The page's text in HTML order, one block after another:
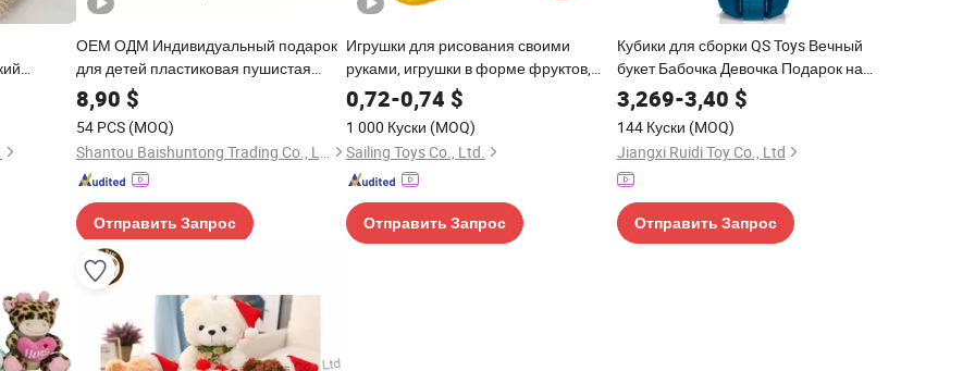
ОЕМ ОДМ Индивидуальный подарок
для детей пластиковая пушистая
электронная плюшевая игрушка для
домашних животных
8,90 $
54 PCS (MOQ)
Shantou Baishuntong Trading Co., Ltd.
Отправить Запрос
Игрушки для рисования своими
руками, игрушки в форме фруктов,
магнитные шары, магнитная доска
для рисования, образовательные
подарки для малышей
0,72-0,74 $
1 000 Куски (MOQ)
Sailing Toys Co., Ltd.
Отправить Запрос
Кубики для сборки QS Toys Вечный
букет Бабочка Девочка Подарок на
День святого Валентина для девочек
Индивидуальные строительные блоки
Цветы
3,269-3,40 $
144 Куски (MOQ)
Jiangxi Ruidi Toy Co., Ltd
Отправить Запрос